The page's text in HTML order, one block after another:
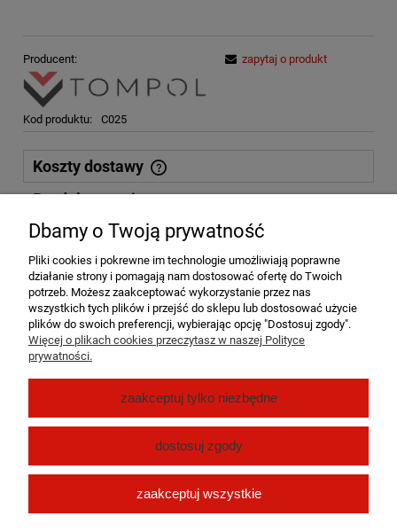
Producent:
Kod produktu: C025
zapytaj o produkt
Koszty dostawy
Cena nie zawiera ewentualnych kosztów płatności
Produkty powiązane
Kurier DPD
Paczkomat InPost 24/7
Odbiór osobisty Dębe Kolonia ((Dębe Kolonia 8a,
Dębe Kolonia 62-860))
0,00 zł
Pomoc
Moje konto
Płatności i dostawa
Dbamy o Twoją prywatność
Pliki cookies i pokrewne im technologie umożliwiają poprawne
działanie strony i pomagają nam dostosować ofertę do Twoich
potrzeb. Możesz zaakceptować wykorzystanie przez nas
wszystkich tych plików i przejść do sklepu lub dostosować użycie
plików do swoich preferencji, wybierając opcję "Dostosuj zgody".
Więcej o plikach cookies przeczytasz w naszej Polityce
prywatności.
zaakceptuj tylko niezbędne
dostosuj zgody
zaakceptuj wszystkie